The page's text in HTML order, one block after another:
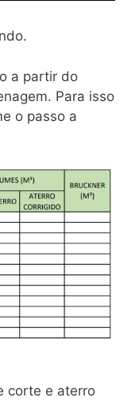
a partir do
Para isso
o passo a
corte e aterro